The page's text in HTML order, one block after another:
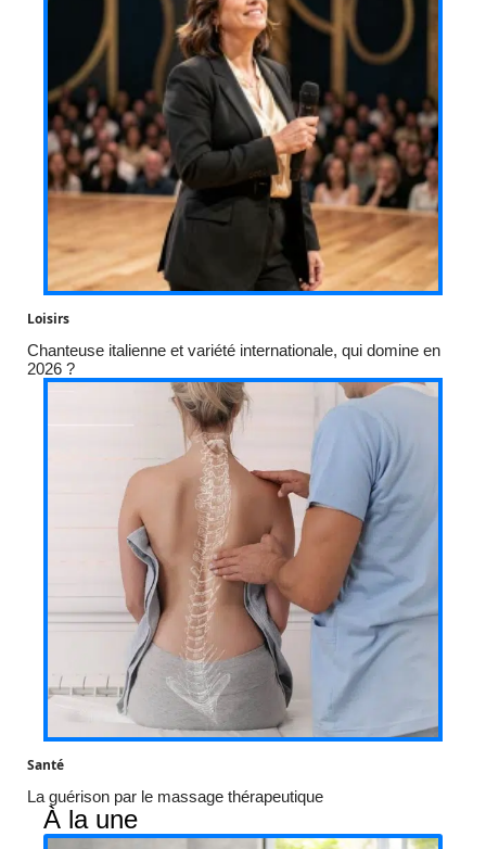
Loisirs
Chanteuse italienne et variété internationale, qui domine en
2026 ?
Santé
La guérison par le massage thérapeutique
À la une